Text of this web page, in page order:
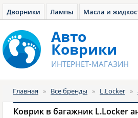
Дворники Лампы Масла и
Авто
Коврики
ИНТЕРНЕТ-МАГАЗИН
Главная » Все бренды » L.Locker »
Коврик в багажник L.Locker